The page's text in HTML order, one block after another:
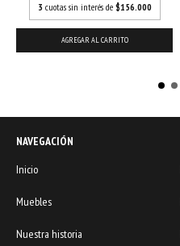
3 cuotas sin interés de $156.000
AGREGAR AL CARRITO
NAVEGACIÓN
Inicio
Muebles
Nuestra historia